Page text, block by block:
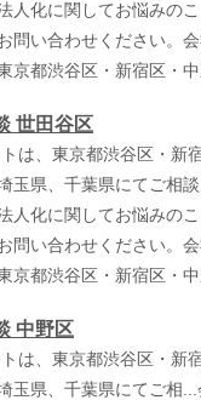
人化に関してお悩みのこ
問い合わせください。
京都渋谷区・新宿区・中
世田谷区
は、東京都渋谷区・新
玉県、千葉県にてご相
人化に関してお悩みのこ
問い合わせください。
京都渋谷区・新宿区・中
中野区
は、東京都渋谷区・新
玉県、千葉県にてご相